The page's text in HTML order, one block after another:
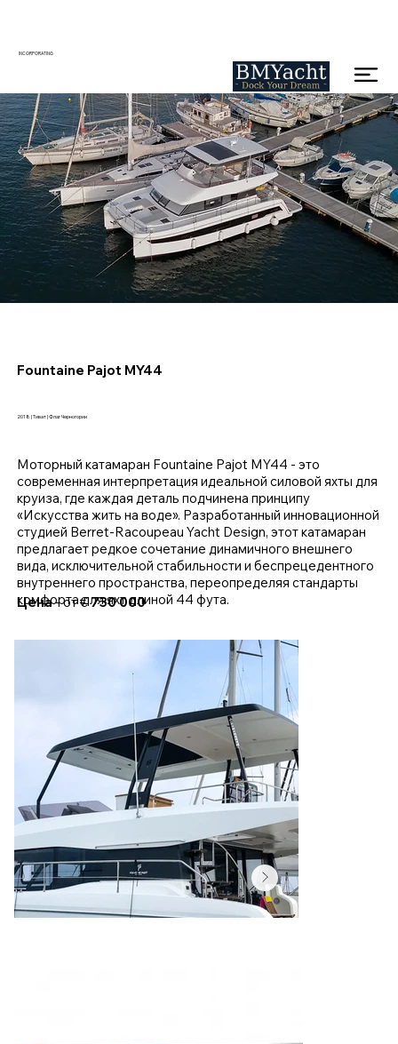
INCORPORATING
Fountaine Pajot MY44
2018 | Тиват | Флаг Черногории
Цена- от €730 000
Моторный катамаран Fountaine Pajot MY44 - это
современная интерпретация идеальной силовой яхты для
круиза, где каждая деталь подчинена принципу
«Искусства жить на воде». Разработанный инновационной
студией Berret-Racoupeau Yacht Design, этот катамаран
предлагает редкое сочетание динамичного внешнего
вида, исключительной стабильности и беспрецедентного
внутреннего пространства, переопределяя стандарты
комфорта для яхт длиной 44 фута.